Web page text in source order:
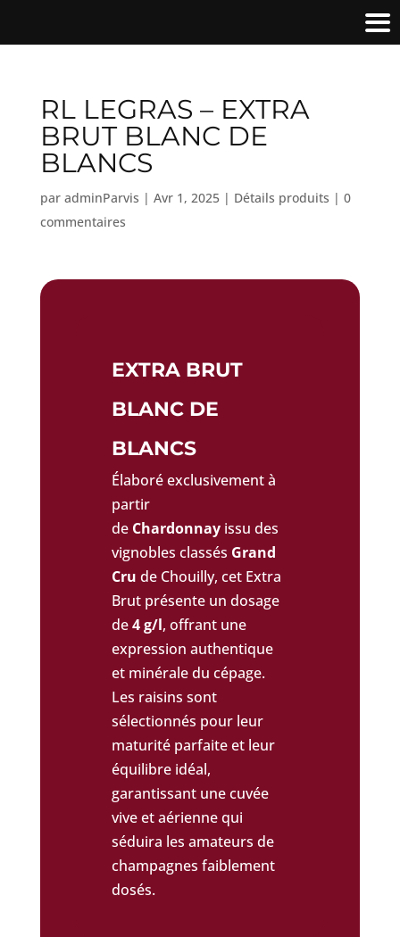
RL LEGRAS – EXTRA
BRUT BLANC DE
BLANCS
par adminParvis | Avr 1, 2025| Détails produits | 0
commentaires
EXTRA BRUT
BLANC DE
BLANCS
Élaboré exclusivement à
partir
de Chardonnayissu des
vignobles classés Grand
Cru de Chouilly, cet Extra
Brut présente un dosage
de4 g/l, offrant une
expression authentique
et minérale du cépage.
Les raisins sont
sélectionnés pour leur
maturité parfaite et leur
équilibre idéal,
garantissant une cuvée
vive et aérienne qui
séduira les amateurs de
champagnes faiblement
dosés.